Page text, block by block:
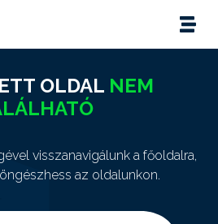
OLDAL NEM
visszanavigálunk a főoldalra,
az oldalunkon.